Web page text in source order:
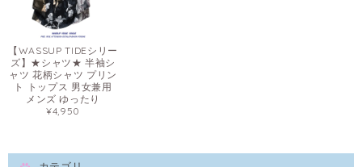
【WASSUP TIDEシリー
ズ】★シャツ★ 半袖シ
ャツ 花柄シャツ プリン
ト トップス 男女兼用
メンズ ゆったり
¥4,950